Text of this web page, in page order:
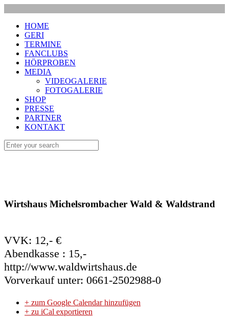
HOME
GERI
TERMINE
FANCLUBS
HÖRPROBEN
MEDIA
VIDEOGALERIE
FOTOGALERIE
SHOP
PRESSE
PARTNER
KONTAKT
Wirtshaus Michelsrombacher Wald & Waldstrand
VVK: 12,- €
Abendkasse : 15,-
http://www.waldwirtshaus.de
Vorverkauf unter: 0661-2502988-0
+ zum Google Calendar hinzufügen
+ zu iCal exportieren